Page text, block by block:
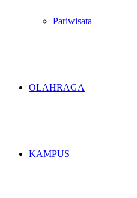
Pariwisata
OLAHRAGA
KAMPUS